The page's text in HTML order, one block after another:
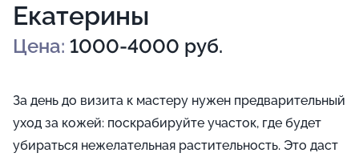
Екатерины
Цена: 1000-4000 руб.
За день до визита к мастеру нужен предварительный
уход за кожей: поскрабируйте участок, где будет
убираться нежелательная растительность. Это даст